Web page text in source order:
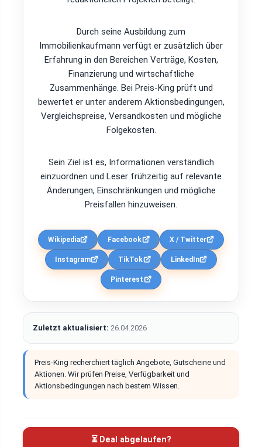
Durch seine Ausbildung zum
Immobilienkaufmann verfügt er zusätzlich über
Erfahrung in den Bereichen Verträge, Kosten,
Finanzierung und wirtschaftliche
Zusammenhänge. Bei Preis-King prüft und
bewertet er unter anderem Aktionsbedingungen,
Vergleichspreise, Versandkosten und mögliche
Folgekosten.
Sein Ziel ist es, Informationen verständlich
einzuordnen und Leser frühzeitig auf relevante
Änderungen, Einschränkungen und mögliche
Preisfallen hinzuweisen.
Wikipedia Facebook X / Twitter
Instagram TikTok LinkedIn
Pinterest
Zuletzt aktualisiert: 26.04.2026
Preis-King recherchiert täglich Angebote, Gutscheine und
Aktionen. Wir prüfen Preise, Verfügbarkeit und
Aktionsbedingungen nach bestem Wissen.
⏳ Deal abgelaufen?